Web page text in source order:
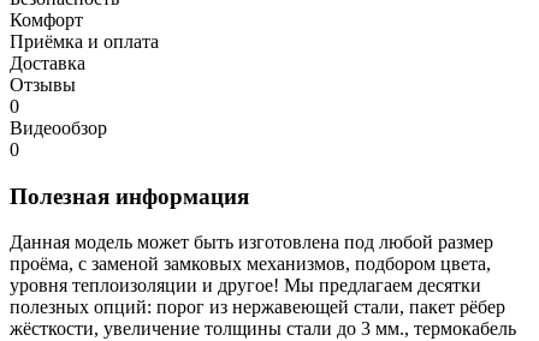
Комфорт
Приёмка и оплата
Доставка
Отзывы
0
Видеообзор
0
Полезная информация
Данная модель может быть изготовлена под любой размер
проёма, с заменой замковых механизмов, подбором цвета,
уровня теплоизоляции и другое! Мы предлагаем десятки
полезных опций: порог из нержавеющей стали, пакет рёбер
жёсткости, увеличение толщины стали до 3 мм., термокабель